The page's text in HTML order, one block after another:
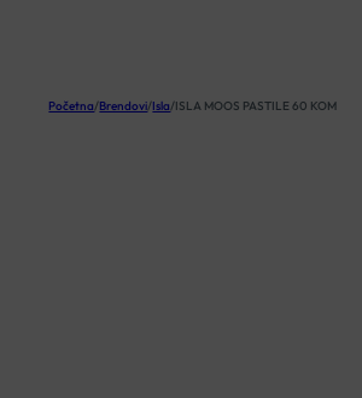
Početna/Brendovi/Isla/ISLA MOOS PASTILE 60 KOM